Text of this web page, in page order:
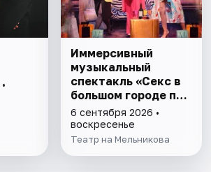
Иммерсивный
музыкальный
спектакль «Секс в
большом городе по-
русски»
6 сентября 2026 •
воскресенье
Театр на Мельникова